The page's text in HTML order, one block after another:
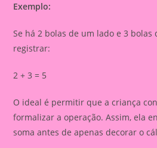
Exemplo:
Se há 2 bolas de um lado e 3
registrar:
2 + 3 = 5
O ideal é permitir que a criança
formalizar a operação. Assim, ela
soma antes de apenas decorar o